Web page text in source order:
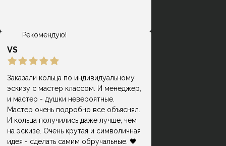
Заказали кольца по индивидуальному
эскизу с мастер классом. И менеджер,
и мастер - душки невероятные.
Мастер очень подробно все объяснял.
И кольца получились даже лучше, чем
на эскизе. Очень крутая и символичная
идея - сделать самим обручальные. 🖤
VS
Рекомендую!